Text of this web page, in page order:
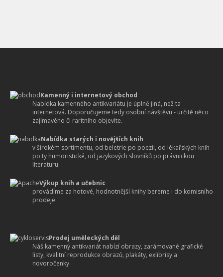
Kamenný i internetový obchod
Nabídka kamenného antikvariátu je úplně jiná, než ta
internetová. Doporučujeme tedy osobní návštěvu - určitě něco
zajímavého či raritního objevíte.
Nabídka starých i novějších knih
v širokém sortimentu, od beletrie po poezii, od lékařských knih
po ty humoristické, od jazykových slovníků po právnickou
literaturu.
Výkup knih a učebnic
provádíme za hotové, hodnotnější knihy bereme i do komisního
prodeje.
Prodej uměleckých děl
Náš kamenný antikvariát nabízí obrazy, zarámované grafické
listy, kvalitní reprodukce obrazů, plakáty, exlibrisy a
novoročenky.